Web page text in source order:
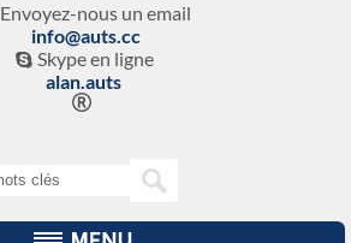
Envoyez-nous un email
info@auts.cc
 Skype en ligne
alan.auts
